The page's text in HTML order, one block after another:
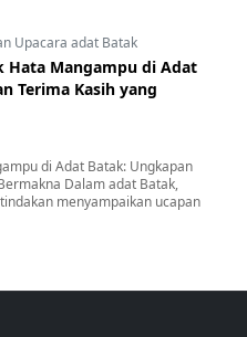
Upacara adat Batak
Hata Mangampu di Adat
Terima Kasih yang
di Adat Batak: Ungkapan
Dalam adat Batak,
menyampaikan ucapan